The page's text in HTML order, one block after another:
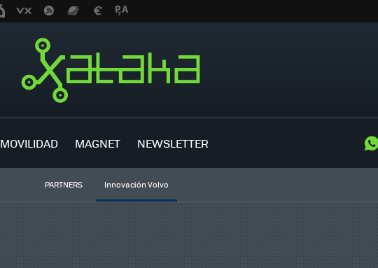
MOVILIDAD MAGNET NEWSLETTER
PARTNERS Innovación Volvo